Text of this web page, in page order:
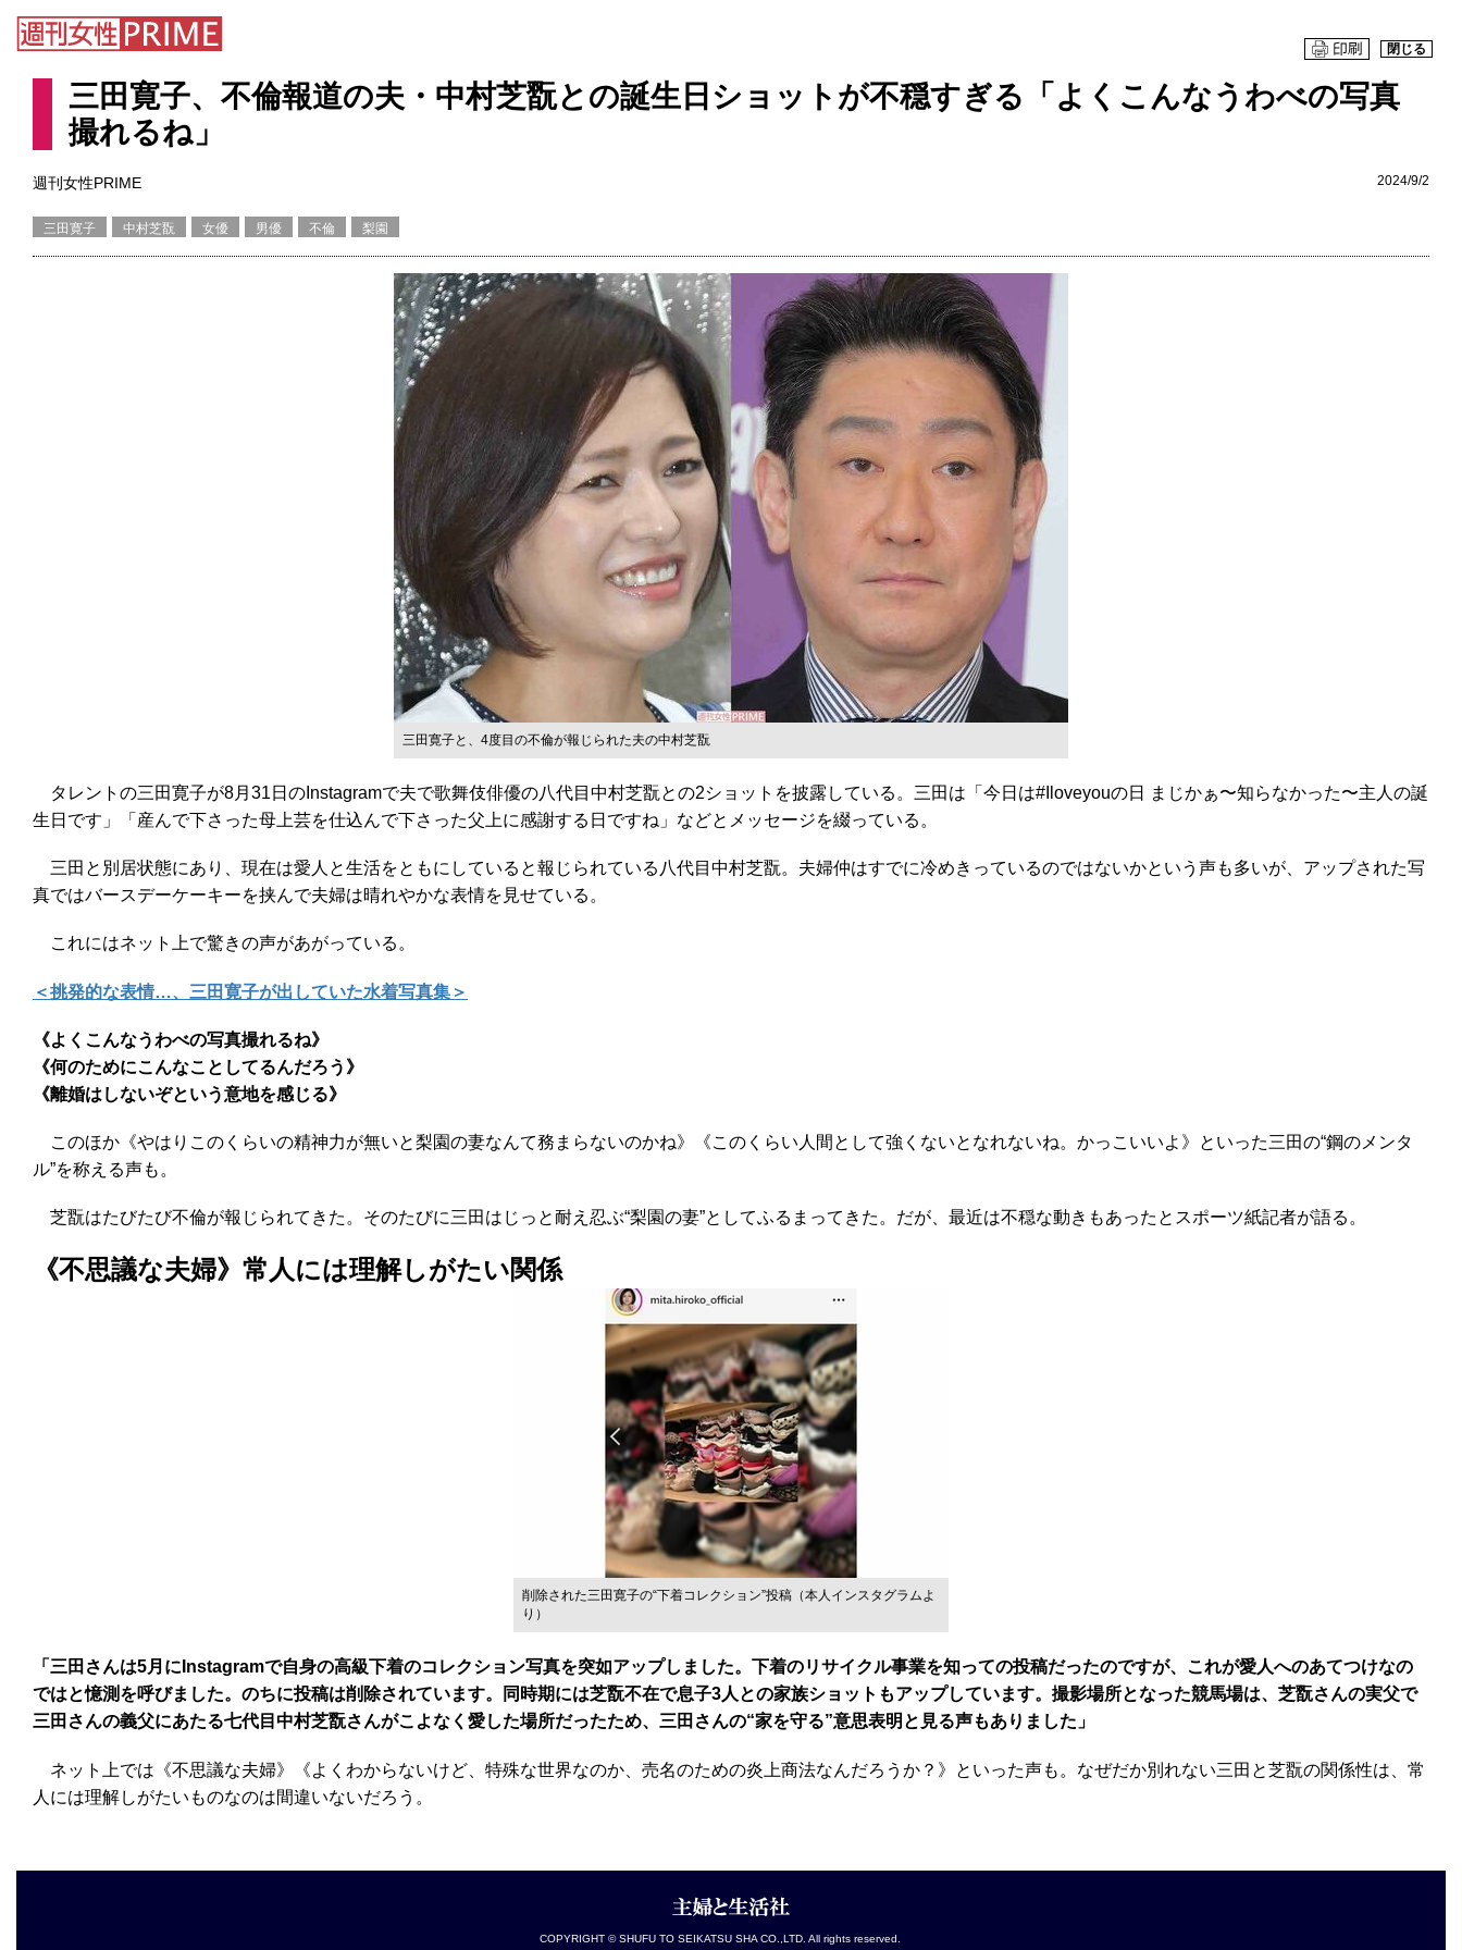
閉じる
三田寛子、不倫報道の夫・中村芝翫との誕生日ショットが不穏すぎる「よくこんなうわべの写真
撮れるね」
週刊女性PRIME 2024/9/2
三田寛子 中村芝翫 女優 男優 不倫 梨園
三田寛子と、4度目の不倫が報じられた夫の中村芝翫
タレントの三田寛子が8月31日のInstagramで夫で歌舞伎俳優の八代目中村芝翫との2ショットを披露している。三田は「今日は#Iloveyouの日 まじかぁ〜知らなかった〜主人の誕
生日です」「産んで下さった母上芸を仕込んで下さった父上に感謝する日ですね」などとメッセージを綴っている。
三田と別居状態にあり、現在は愛人と生活をともにしていると報じられている八代目中村芝翫。夫婦仲はすでに冷めきっているのではないかという声も多いが、アップされた写
真ではバースデーケーキーを挟んで夫婦は晴れやかな表情を見せている。
これにはネット上で驚きの声があがっている。
＜挑発的な表情…、三田寛子が出していた水着写真集＞
《よくこんなうわべの写真撮れるね》
《何のためにこんなことしてるんだろう》
《離婚はしないぞという意地を感じる》
このほか《やはりこのくらいの精神力が無いと梨園の妻なんて務まらないのかね》《このくらい人間として強くないとなれないね。かっこいいよ》といった三田の“鋼のメンタ
ル”を称える声も。
芝翫はたびたび不倫が報じられてきた。そのたびに三田はじっと耐え忍ぶ“梨園の妻”としてふるまってきた。だが、最近は不穏な動きもあったとスポーツ紙記者が語る。
《不思議な夫婦》常人には理解しがたい関係
削除された三田寛子の“下着コレクション”投稿（本人インスタグラムよ
り）
「三田さんは5月にInstagramで自身の高級下着のコレクション写真を突如アップしました。下着のリサイクル事業を知っての投稿だったのですが、これが愛人へのあてつけなの
ではと憶測を呼びました。のちに投稿は削除されています。同時期には芝翫不在で息子3人との家族ショットもアップしています。撮影場所となった競馬場は、芝翫さんの実父で
三田さんの義父にあたる七代目中村芝翫さんがこよなく愛した場所だったため、三田さんの“家を守る”意思表明と見る声もありました」
ネット上では《不思議な夫婦》《よくわからないけど、特殊な世界なのか、売名のための炎上商法なんだろうか？》といった声も。なぜだか別れない三田と芝翫の関係性は、常
人には理解しがたいものなのは間違いないだろう。
COPYRIGHT © SHUFU TO SEIKATSU SHA CO.,LTD. All rights reserved.